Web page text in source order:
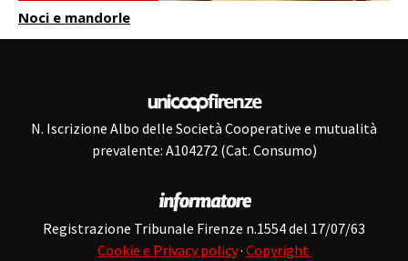
Noci e mandorle
N. Iscrizione Albo delle Società Cooperative e mutualità
prevalente: A104272 (Cat. Consumo)
Registrazione Tribunale Firenze n.1554 del 17/07/63
Cookie e Privacy policy· Copyright